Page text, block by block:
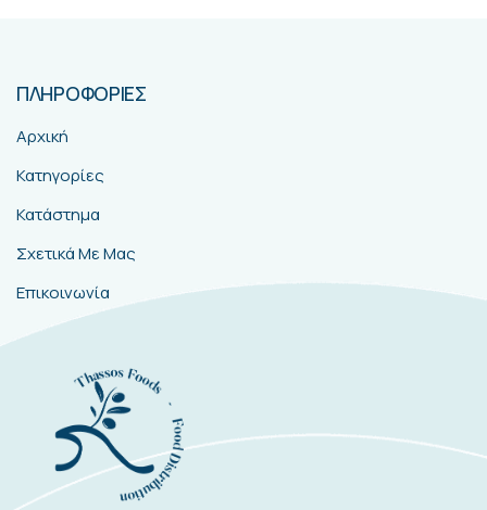
ΠΛΗΡΟΦΟΡΙΕΣ
Αρχική
Κατηγορίες
Κατάστημα
Σχετικά Με Μας
Επικοινωνία